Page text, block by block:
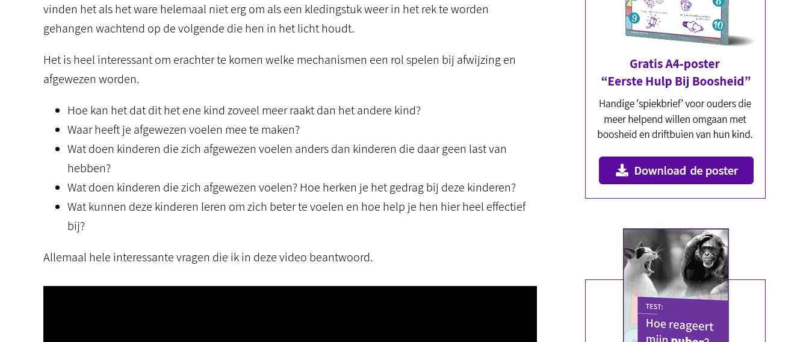
vinden het als het ware helemaal niet erg om als een kledingstuk weer in het rek te worden
gehangen wachtend op de volgende die hen in het licht houdt.
Het is heel interessant om erachter te komen welke mechanismen een rol spelen bij afwijzing en
afgewezen worden.
Hoe kan het dat dit het ene kind zoveel meer raakt dan het andere kind?
Waar heeft je afgewezen voelen mee te maken?
Wat doen kinderen die zich afgewezen voelen anders dan kinderen die daar geen last van
hebben?
Wat doen kinderen die zich afgewezen voelen? Hoe herken je het gedrag bij deze kinderen?
Wat kunnen deze kinderen leren om zich beter te voelen en hoe help je hen hier heel effectief
bij?
Allemaal hele interessante vragen die ik in deze video beantwoord.